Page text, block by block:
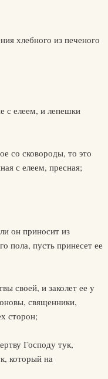
хлебного из печеного
с елеем, и лепешки
со сковороды, то это
с елеем, пресная;
он приносит из
пола, пусть принесет ее
своей, и заколет ее у
священники,
сторон;
Господу тук,
который на